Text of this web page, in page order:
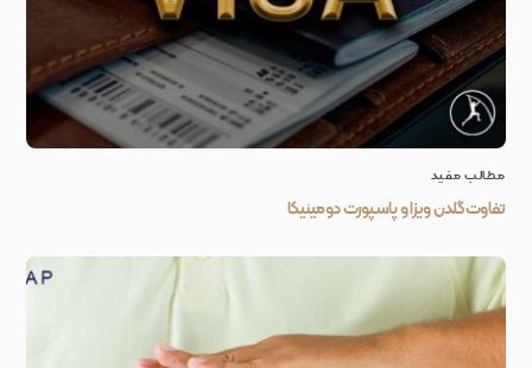
مطالب مفید
تفاوت گلدن ویزا و پاسپورت دومینیکا